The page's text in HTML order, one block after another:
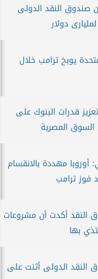
صندوق النقد الدولى
دولار
يوبخ ترامب خلال
قدرات البنوك على
السوق المصرية
أوروبا مهددة بالانقسام
فوز ترامب
النقد أكدت أن مشروعات
بها
النقد الدولى أثنت على